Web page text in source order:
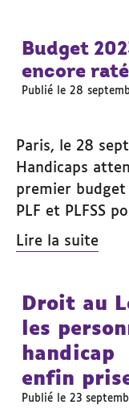
Budget
encore
Publié le 28
Paris, le 28
Handicaps
premier
PLF et PLFSS
Lire la suite
Droit au
les
handicap
enfin
Publié le 23